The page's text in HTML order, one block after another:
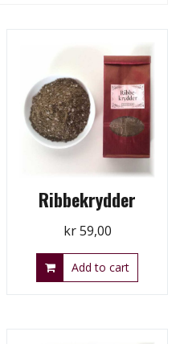
Ribbekrydder
kr59,00
Add to cart